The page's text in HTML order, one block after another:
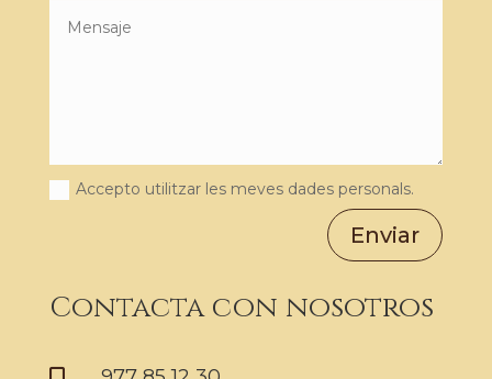
Accepto utilitzar les meves dades personals.
Enviar
Contacta con nosotros